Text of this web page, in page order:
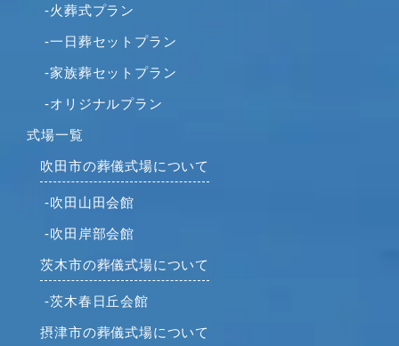
2022年6月
2022年5月
2022年1月
2021年12月
2021年11月
2021年10月
2021年9月
2021年8月
2021年7月
2021年6月
2021年5月
2021年4月
-火葬式プラン
-一日葬セットプラン
-家族葬セットプラン
-オリジナルプラン
式場一覧
吹田市の葬儀式場について
-吹田山田会館
-吹田岸部会館
茨木市の葬儀式場について
-茨木春日丘会館
摂津市の葬儀式場について